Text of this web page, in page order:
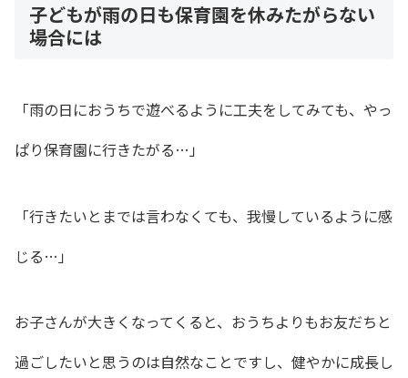
子どもが雨の日も保育園を休みたがらない
場合には
「雨の日におうちで遊べるように工夫をしてみても、やっ
ぱり保育園に行きたがる…」
「行きたいとまでは言わなくても、我慢しているように感
じる…」
お子さんが大きくなってくると、おうちよりもお友だちと
過ごしたいと思うのは自然なことですし、健やかに成長し